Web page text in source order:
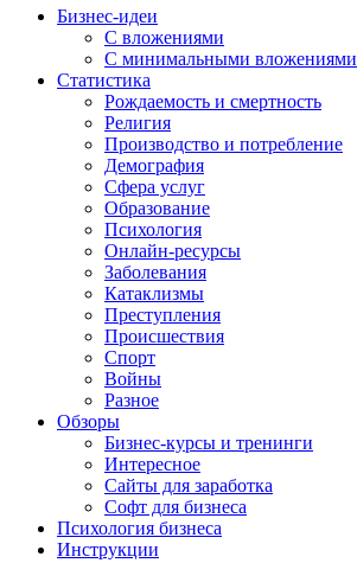
Бизнес-идеи
С вложениями
С минимальными вложениями
Статистика
Рождаемость и смертность
Религия
Производство и потребление
Демография
Сфера услуг
Образование
Психология
Онлайн-ресурсы
Заболевания
Катаклизмы
Преступления
Происшествия
Спорт
Войны
Разное
Обзоры
Бизнес-курсы и тренинги
Интересное
Сайты для заработка
Софт для бизнеса
Психология бизнеса
Инструкции